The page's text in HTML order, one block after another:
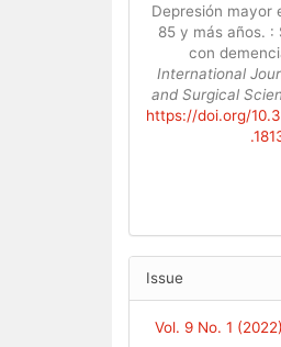
Depresión mayor
85 y más años. :
con
International
and Surgical
https://doi.org/
Issue
Vol. 9 No. 1